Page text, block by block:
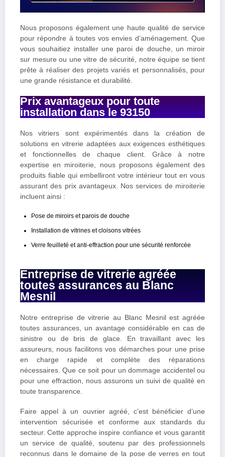
Nous proposons également une haute qualité de service
pour répondre à toutes vos envies d’aménagement. Que
vous souhaitiez installer une paroi de douche, un miroir
sur mesure ou une vitre de sécurité, notre équipe se tient
prête à réaliser des projets variés et personnalisés, pour
une grande résistance et durabilité.
Prix avantageux pour toute
installation dans le 93150
Nos vitriers sont expérimentés dans la création de
solutions en vitrerie adaptées aux exigences esthétiques
et fonctionnelles de chaque client. Grâce à notre
expertise en miroiterie, nous proposons également des
produits fiable qui embelliront votre intérieur tout en vous
assurant des prix avantageux. Nos services de miroiterie
incluent ainsi :
Pose de miroirs et parois de douche
Installation de vitrines et cloisons vitrées
Verre feuilleté et anti-effraction pour une sécurité renforcée
Entreprise de vitrerie agréée
toutes assurances au Blanc
Mesnil
Notre entreprise de vitrerie au Blanc Mesnil est agréée
toutes assurances, un avantage considérable en cas de
sinistre ou de bris de glace. En travaillant avec les
assureurs, nous facilitons vos démarches pour une prise
en charge rapide et complète des réparations
nécessaires. Que ce soit pour un dommage accidentel ou
pour une effraction, nous assurons un suivi de qualité en
toute transparence.
Faire appel à un ouvrier agréé, c’est bénéficier d’une
intervention sécurisée et conforme aux standards du
secteur. Cette approche inspire confiance et vous garantit
un service de qualité, soutenu par des professionnels
reconnus dans le domaine de la pose de verres en tout